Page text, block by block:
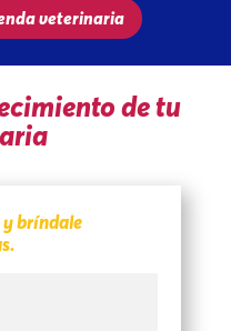
veterinaria
de tu
bríndale